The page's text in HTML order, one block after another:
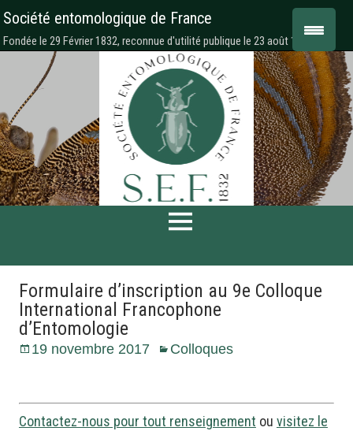
Société entomologique de France
Fondée le 29 Février 1832, reconnue d'utilité publique le 23 août 1878
Formulaire d’inscription au 9e Colloque
International Francophone
d’Entomologie
19 novembre 2017 Colloques
Contactez-nous pour tout renseignement ou visitez le